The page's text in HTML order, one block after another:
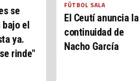
se
el
ya.
rinde"
FÚTBOL SALA
El Ceutí anuncia la
continuidad de
Nacho García